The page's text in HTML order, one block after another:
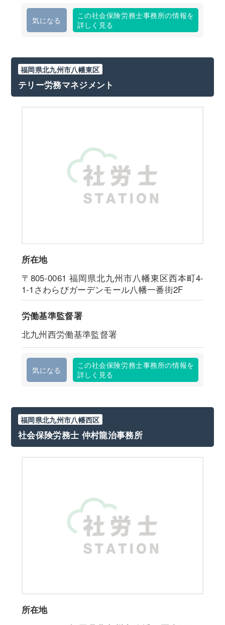
気になる
この社会保険労務士事務所の情報を
詳しく見る
福岡県北九州市八幡東区
テリー労務マネジメント
所在地
〒805-0061 福岡県北九州市八幡東区西本町4-
1-1さわらびガーデンモール八幡一番街2F
労働基準監督署
北九州西労働基準監督署
気になる
この社会保険労務士事務所の情報を
詳しく見る
福岡県北九州市八幡西区
社会保険労務士 仲村龍治事務所
所在地